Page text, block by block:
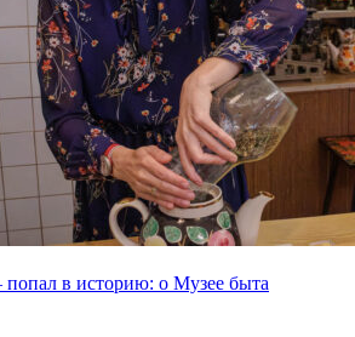
в историю: о Музее быта